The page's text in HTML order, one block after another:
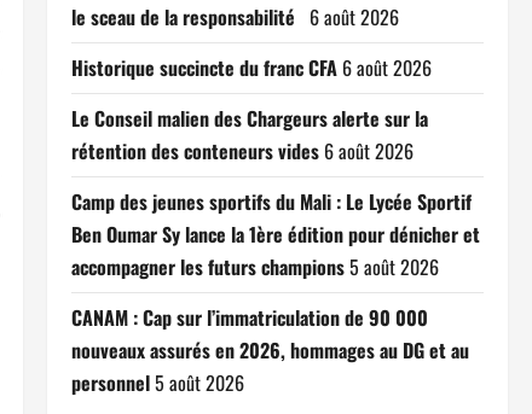
le sceau de la responsabilité 6 août 2026
Historique succincte du franc CFA 6 août 2026
Le Conseil malien des Chargeurs alerte sur la
rétention des conteneurs vides 6 août 2026
Camp des jeunes sportifs du Mali : Le Lycée Sportif
Ben Oumar Sy lance la 1ère édition pour dénicher et
accompagner les futurs champions5 août 2026
CANAM : Cap sur l’immatriculation de 90 000
nouveaux assurés en 2026, hommages au DG et au
personnel5 août 2026